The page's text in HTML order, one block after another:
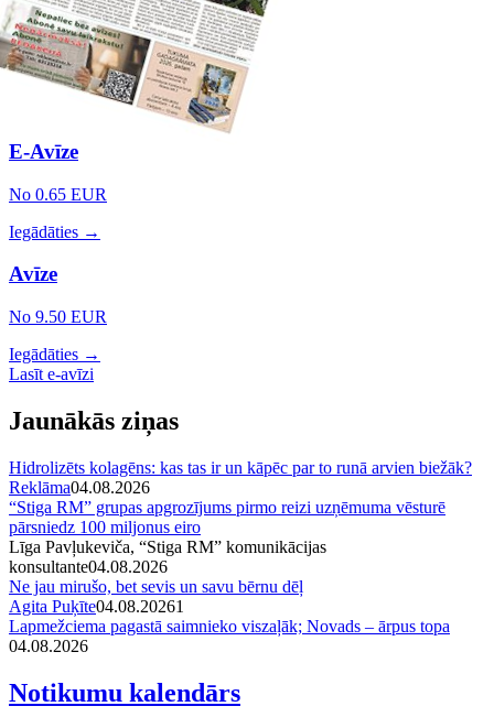
E-Avīze
No 0.65 EUR
Iegādāties →
Avīze
No 9.50 EUR
Iegādāties →
Lasīt e-avīzi
Jaunākās ziņas
Hidrolizēts kolagēns: kas tas ir un kāpēc par to runā arvien biežāk?
Reklāma04.08.2026
“Stiga RM” grupas apgrozījums pirmo reizi uzņēmuma vēsturē
pārsniedz 100 miljonus eiro
Līga Pavļukeviča, “Stiga RM” komunikācijas
konsultante04.08.2026
Ne jau mirušo, bet sevis un savu bērnu dēļ
Agita Puķīte04.08.20261
Lapmežciema pagastā saimnieko viszaļāk; Novads – ārpus topa
04.08.2026
Notikumu kalendārs